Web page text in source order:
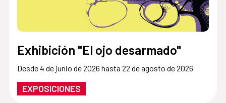
Exhibición "El ojo desarmado"
Desde 4 de junio de 2026 hasta 22 de agosto de 2026
EXPOSICIONES